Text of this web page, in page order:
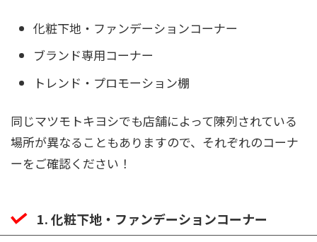
化粧下地・ファンデーションコーナー
ブランド専用コーナー
トレンド・プロモーション棚
同じマツモトキヨシでも店舗によって陳列されている
場所が異なることもありますので、それぞれのコーナ
ーをご確認ください！
1. 化粧下地・ファンデーションコーナー